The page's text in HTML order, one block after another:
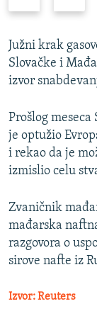
t
h
o
n
i
s
l
j
e
d
n
s
l
a
j
Južni krak
Slovačke i
izvor
Prošlog
je optužio
i rekao da je
izmislio celu
Zvaničnik
mađarska
razgovora o
sirove nafte iz
Izvor: Reuters